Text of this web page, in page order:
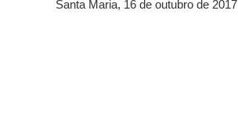
Santa Maria, 16 de outubro de 2017